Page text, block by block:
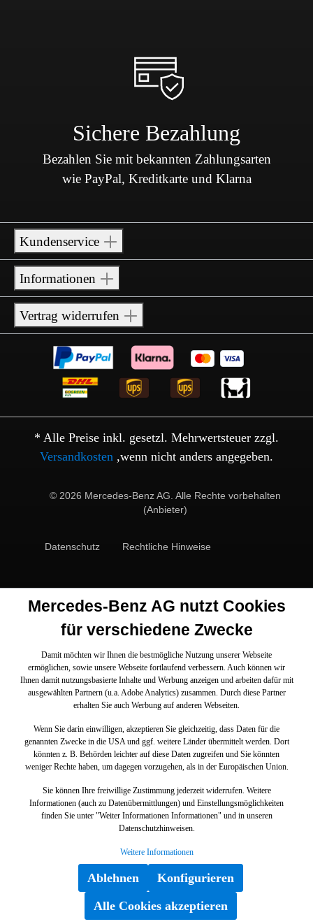
Sichere Bezahlung
Bezahlen Sie mit bekannten Zahlungsarten
wie PayPal, Kreditkarte und Klarna
Kundenservice
Informationen
Vertrag widerrufen
* Alle Preise inkl. gesetzl. Mehrwertsteuer zzgl.
Versandkosten ,wenn nicht anders angegeben.
© 2026 Mercedes-Benz AG. Alle Rechte vorbehalten
(Anbieter)
Datenschutz Rechtliche Hinweise
Mercedes-Benz AG nutzt Cookies
für verschiedene Zwecke
Damit möchten wir Ihnen die bestmögliche Nutzung unserer Webseite
ermöglichen, sowie unsere Webseite fortlaufend verbessern. Auch können wir
Ihnen damit nutzungsbasierte Inhalte und Werbung anzeigen und arbeiten dafür mit
ausgewählten Partnern (u.a. Adobe Analytics) zusammen. Durch diese Partner
erhalten Sie auch Werbung auf anderen Webseiten.
Wenn Sie darin einwilligen, akzeptieren Sie gleichzeitig, dass Daten für die
genannten Zwecke in die USA und ggf. weitere Länder übermittelt werden. Dort
könnten z. B. Behörden leichter auf diese Daten zugreifen und Sie könnten
weniger Rechte haben, um dagegen vorzugehen, als in der Europäischen Union.
Sie können Ihre freiwillige Zustimmung jederzeit widerrufen. Weitere
Informationen (auch zu Datenübermittlungen) und Einstellungsmöglichkeiten
finden Sie unter "Weiter Informationen Informationen" und in unseren
Datenschutzhinweisen.
Weitere Informationen
Ablehnen
Konfigurieren
Alle Cookies akzeptieren